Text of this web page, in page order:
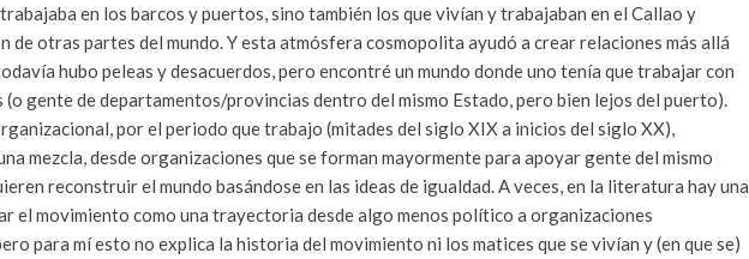
en los barcos y puertos, sino también los que vivían y trabajaban en el Callao y
de otras partes del mundo. Y esta atmósfera cosmopolita ayudó a crear relaciones más allá
hubo peleas y desacuerdos, pero encontré un mundo donde uno tenía que trabajar con
gente de departamentos/provincias dentro del mismo Estado, pero bien lejos del puerto).
por el periodo que trabajo (mitades del siglo XIX a inicios del siglo XX),
mezcla, desde organizaciones que se forman mayormente para apoyar gente del mismo
reconstruir el mundo basándose en las ideas de igualdad. A veces, en la literatura hay una
el movimiento como una trayectoria desde algo menos político a organizaciones
para mí esto no explica la historia del movimiento ni los matices que se vivían y (en que se)